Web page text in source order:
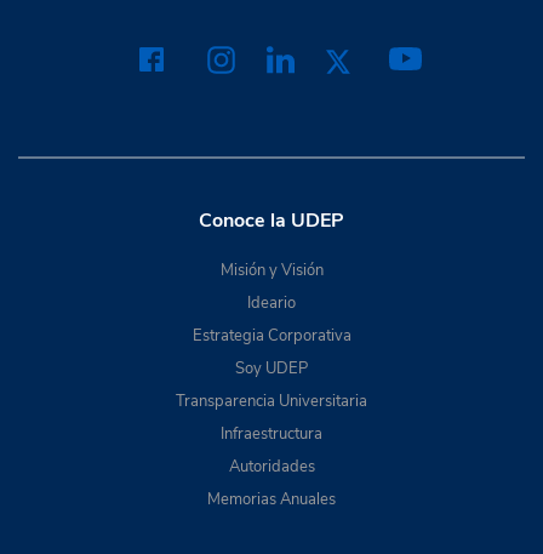
Conoce la UDEP
Misión y Visión
Ideario
Estrategia Corporativa
Soy UDEP
Transparencia Universitaria
Infraestructura
Autoridades
Memorias Anuales